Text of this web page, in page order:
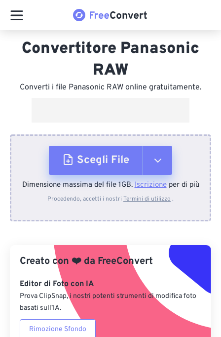
Convertitore Panasonic
RAW
Converti i file Panasonic RAW online gratuitamente.
Scegli File
Dal dispositivo
Da Google Drive
Da OneDrive
Dall'URL
Dimensione massima del file 1GB.Iscrizioneper di più
Procedendo, accetti i nostri Termini di utilizzo .
Creato con ❤️ da FreeConvert
Editor di Foto con IA
Prova ClipSnap, i nostri potenti strumenti di modifica foto
basati sull’IA.
Rimozione Sfondo